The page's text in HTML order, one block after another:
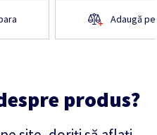
Adaugă
produs?